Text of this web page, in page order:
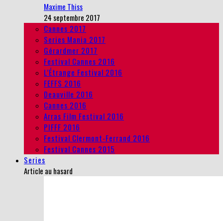
Maxime Thiss
24 septembre 2017
Cannes 2017
Series Mania 2017
Gérardmer 2017
Festival Cannes 2016
L’Étrange Festival 2016
FEFFS 2016
Deauville 2016
Cannes 2016
Arras Film Festival 2016
PIFFF 2016
Festival Clermont-Ferrand 2016
Festival Cannes 2015
Series
Article au hasard